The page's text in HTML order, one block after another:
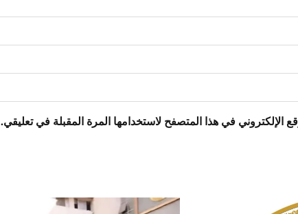
الإلكتروني في هذا المتصفح لاستخدامها المرة المقبلة في تعليقي.